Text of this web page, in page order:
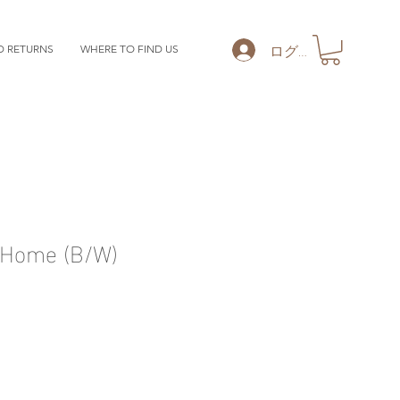
RETURNS WHERE TO FIND US ログイン
(B/W)